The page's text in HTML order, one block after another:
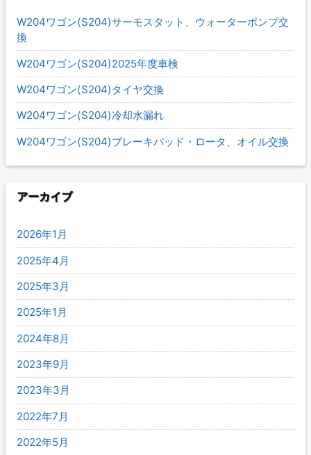
W204ワゴン(S204)サーモスタット、ウォーターポンプ交
換
W204ワゴン(S204)2025年度車検
W204ワゴン(S204)タイヤ交換
W204ワゴン(S204)冷却水漏れ
W204ワゴン(S204)ブレーキパッド・ロータ、オイル交換
アーカイブ
2026年1月
2025年4月
2025年3月
2025年1月
2024年8月
2023年9月
2023年3月
2022年7月
2022年5月